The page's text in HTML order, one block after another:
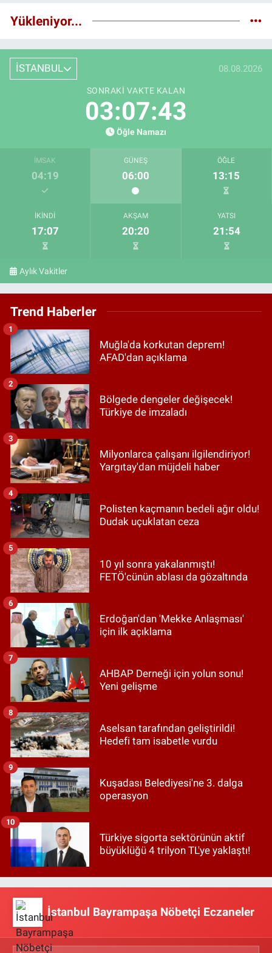
Yükleniyor...
İSTANBUL 08.08.2026
SONRAKI VAKTE KALAN
03:07:42
Öğle Namazı
İMSAK
04:19
GÜNEŞ
06:00
ÖĞLE
13:15
İKINDI
17:07
AKŞAM
20:20
YATSI
21:54
Aylık Vakitler
Trend Haberler
Muğla'da korkutan deprem!
AFAD'dan açıklama
1
Bölgede dengeler değişecek!
Türkiye de imzaladı
2
Milyonlarca çalışanı ilgilendiriyor!
Yargıtay'dan müjdeli haber
3
Polisten kaçmanın bedeli ağır oldu!
Dudak uçuklatan ceza
4
10 yıl sonra yakalanmıştı!
FETÖ'cünün ablası da gözaltında
5
Erdoğan'dan 'Mekke Anlaşması'
için ilk açıklama
6
AHBAP Derneği için yolun sonu!
Yeni gelişme
7
Aselsan tarafından geliştirildi!
Hedefi tam isabetle vurdu
8
Kuşadası Belediyesi'ne 3. dalga
operasyon
9
Türkiye sigorta sektörünün aktif
büyüklüğü 4 trilyon TL'ye yaklaştı!
10
İstanbul Bayrampaşa Nöbetçi Eczaneler